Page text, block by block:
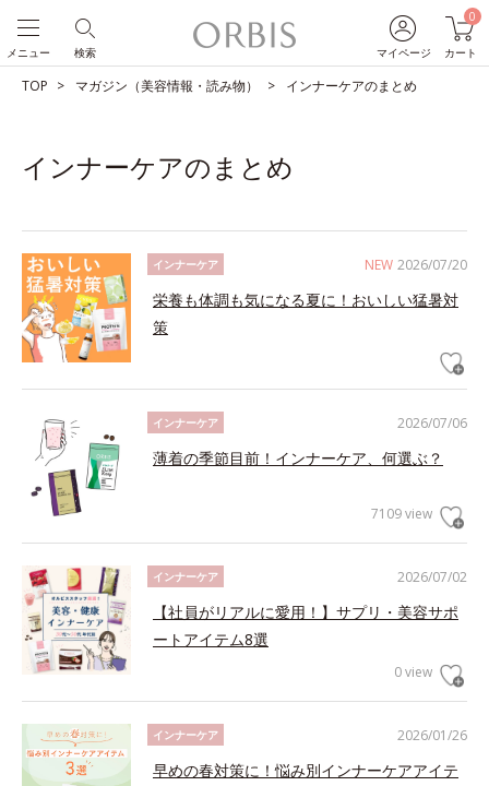
マイページ
0
カート
検索
メニュー
TOP マガジン（美容情報・読み物） インナーケアのまとめ
インナーケアのまとめ
NEW 2026/07/20
インナーケア
栄養も体調も気になる夏に！おいしい猛暑対
策
2026/07/06
インナーケア
薄着の季節目前！インナーケア、何選ぶ？
7109 view
2026/07/02
インナーケア
【社員がリアルに愛用！】サプリ・美容サポ
ートアイテム8選
0 view
2026/01/26
インナーケア
早めの春対策に！悩み別インナーケアアイテ